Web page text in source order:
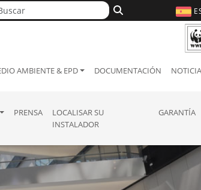
AMBIENTE & EPD DOCUMENTACIÓN
PRENSA
LOCALISAR SU
INSTALADOR
GARANTÍA